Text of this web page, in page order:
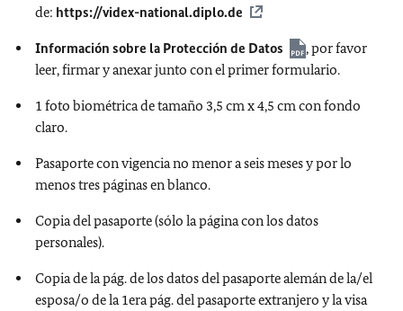
de: https://videx-national.diplo.de
Información sobre la Protección de Datos
, por favor
leer, firmar y anexar junto con el primer formulario.
1 foto biométrica de tamaño 3,5 cm x 4,5 cm con fondo
claro.
Pasaporte con vigencia no menor a seis meses y por lo
menos tres páginas en blanco.
Copia del pasaporte (sólo la página con los datos
personales).
Copia de la pág. de los datos del pasaporte alemán de la/el
esposa/o de la 1era pág. del pasaporte extranjero y la visa